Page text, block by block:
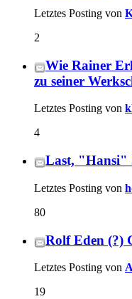
Letztes Posting von
2
Wie Rainer
zu seiner
Letztes Posting von
4
Last, "Hansi"
Letztes Posting von
80
Rolf Eden (?)
Letztes Posting von
19